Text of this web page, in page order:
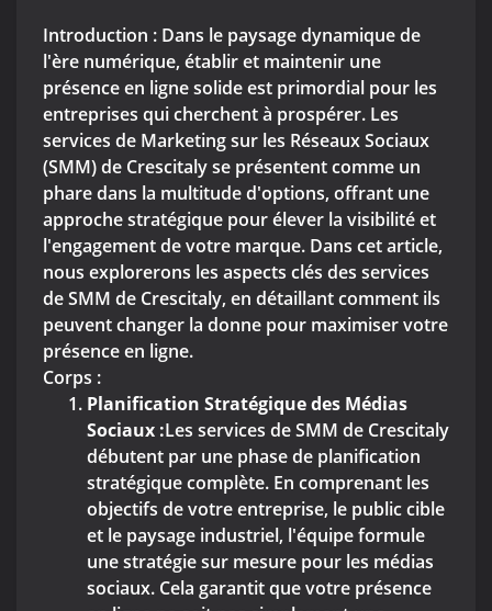
Introduction : Dans le paysage dynamique de
l'ère numérique, établir et maintenir une
présence en ligne solide est primordial pour les
entreprises qui cherchent à prospérer. Les
services de Marketing sur les Réseaux Sociaux
(SMM) de Crescitaly se présentent comme un
phare dans la multitude d'options, offrant une
approche stratégique pour élever la visibilité et
l'engagement de votre marque. Dans cet article,
nous explorerons les aspects clés des services
de SMM de Crescitaly, en détaillant comment ils
peuvent changer la donne pour maximiser votre
présence en ligne.
Corps :
Planification Stratégique des Médias
Sociaux :Les services de SMM de Crescitaly
débutent par une phase de planification
stratégique complète. En comprenant les
objectifs de votre entreprise, le public cible
et le paysage industriel, l'équipe formule
une stratégie sur mesure pour les médias
sociaux. Cela garantit que votre présence